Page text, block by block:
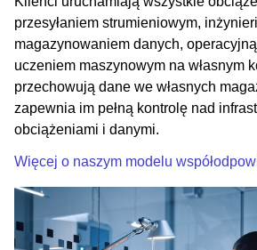
przesyłaniem strumieniowym,
magazynowaniem danych,
uczeniem maszynowym na własnym
przechowują dane we własnych
zapewnia im pełną kontrolę nad
obciążeniami i danymi.
Więcej o naszym modelu